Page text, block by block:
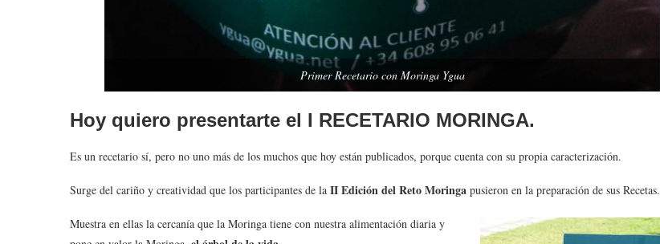
Primer Recetario con Moringa Ygua
Hoy quiero presentarte el I RECETARIO MORINGA.
Es un recetario sí, pero no uno más de los muchos que hoy están publicados, porque cuenta con su propia caracterización.
Surge del cariño y creatividad que los participantes de la II Edición del Reto Moringa pusieron en la preparación de sus Recetas.
Muestra en ellas la cercanía que la Moringa tiene con nuestra alimentación diaria y